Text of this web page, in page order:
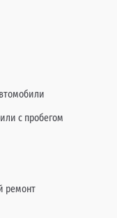
с пробегом
ремонт